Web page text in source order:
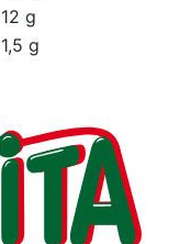
12 g
1,5 g